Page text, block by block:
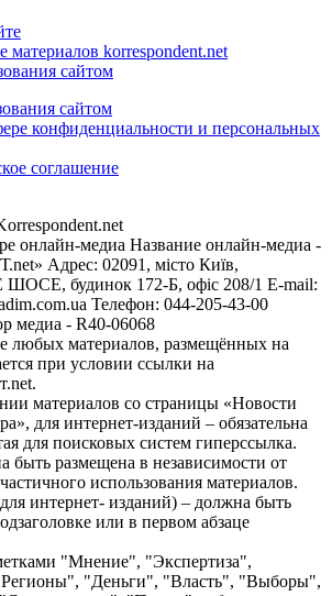
материалов korrespondent.net
сайтом
сайтом
конфиденциальности и персональных
соглашение
онлайн-медиа Название онлайн-медиа -
Адрес: 02091, місто Київ,
будинок 172-Б, офіс 208/1 E-mail:
Телефон: 044-205-43-00
медиа - R40-06068
любых материалов, размещённых на
при условии ссылки на
материалов со страницы «Новости
для интернет-изданий – обязательна
для поисковых систем гиперссылка.
быть размещена в независимости от
использования материалов.
интернет- изданий) – должна быть
или в первом абзаце
"Мнение", "Экспертиза",
"Деньги", "Власть", "Выборы",